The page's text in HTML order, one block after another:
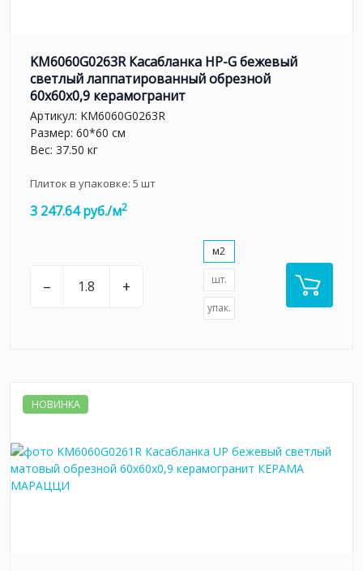
KM6060G0263R Касабланка HP-G бежевый
светлый лаппатированный обрезной
60x60x0,9 керамогранит
Артикул: KM6060G0263R
Размер: 60*60 см
Вес: 37.50 кг
Плиток в упаковке: 5 шт
3 247.64 руб./м2
– +
м2
шт.
упак.
НОВИНКА